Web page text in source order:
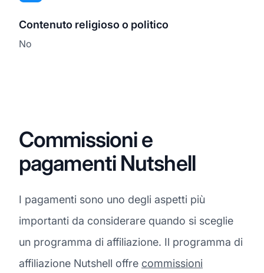
Contenuto religioso o politico
No
Commissioni e
pagamenti Nutshell
I pagamenti sono uno degli aspetti più
importanti da considerare quando si sceglie
un programma di affiliazione. Il programma di
affiliazione Nutshell offre commissioni